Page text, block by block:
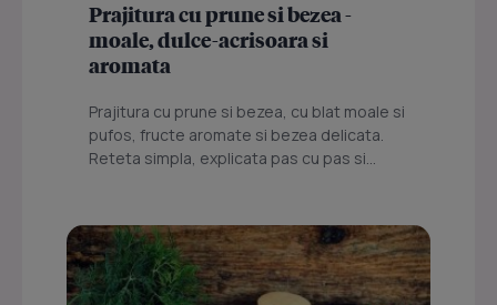
Prajitura cu prune si bezea -
moale, dulce-acrisoara si
aromata
Prajitura cu prune si bezea, cu blat moale si
pufos, fructe aromate si bezea delicata.
Reteta simpla, explicata pas cu pas si...